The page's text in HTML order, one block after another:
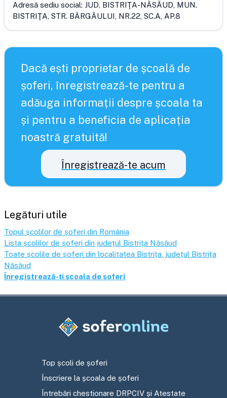
Adresă sediu social: JUD. BISTRIŢA-NĂSĂUD, MUN.
BISTRIŢA, STR. BÂRGĂULUI, NR.22, SC.A, AP.8
Dacă ești proprietar de școală de
șoferi, înregistrează-te pentru a
adăuga informații despre școala ta
și pentru a beneficia de aplicația
noastră gratuită!
Înregistrează-te acum
Legături utile
Topul școlilor de șoferi din România
Lista școlilor de șoferi din județul Bistrița Năsăud
Toate școlile de șoferi din localitatea Bistrița , județul Bistrița
Năsăud
Înregistrează-ți școala de șoferi
Top școli de șoferi
Înscriere la școala de șoferi
Întrebări chestionare DRPCIV și Atestate